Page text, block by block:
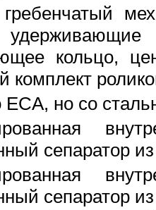
кольцо,
комплект
ECA, но со
сепаратор
сепаратор